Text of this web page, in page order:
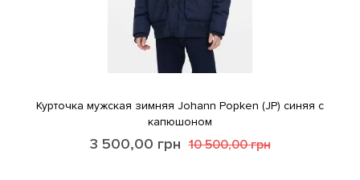
Курточка мужская зимняя Johann Popken (JP) синяя с
капюшоном
3 500,00 грн 10 500,00грн